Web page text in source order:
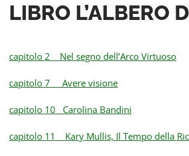
LIBRO L’ALBERO
capitolo 2 Nel segno dell’Arco Virtuoso
capitolo 7 Avere visione
capitolo 10 Carolina Bandini
capitolo 11 Kary Mullis, Il Tempo della